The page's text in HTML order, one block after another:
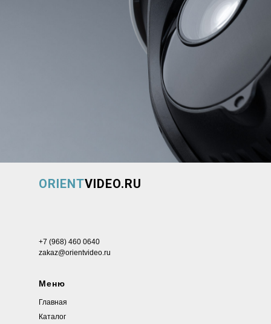
+7 (968) 460 0640
zakaz@orientvideo.ru
Меню
Главная
Каталог
ORIENTVIDEO.RU